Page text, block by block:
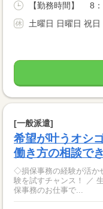
【勤務時間】 8
土曜日 日曜日 祝日
[一般派遣]
希望が叶うオシ
働き方の相談で
◇損保事務の経験が活か
験を試すチャンス！ ／ 生損保代理店で1日4〜5時間、週2日〜の 損
保事務のお仕事で...